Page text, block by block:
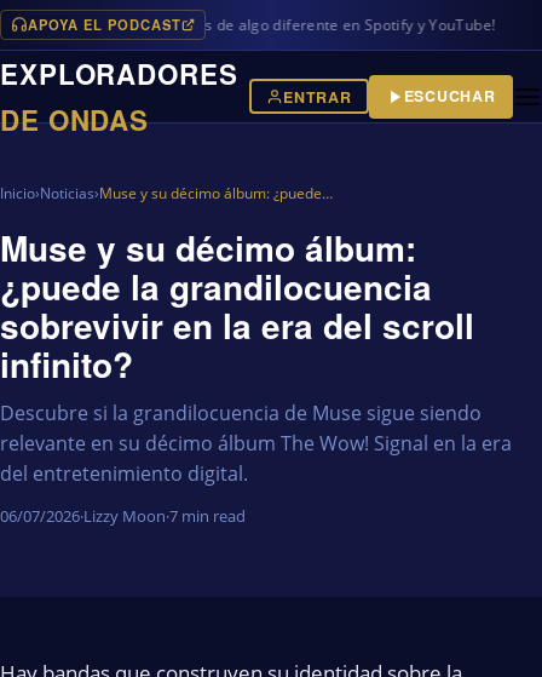
APOYA EL PODCAST
en iVoox, además de algo diferente en Spotify y YouTube!
EXPLORADORES
DE ONDAS
ENTRAR ESCUCHAR
Inicio›Noticias›Muse y su décimo álbum: ¿puede…
Muse y su décimo álbum:
¿puede la grandilocuencia
sobrevivir en la era del scroll
infinito?
Descubre si la grandilocuencia de Muse sigue siendo
relevante en su décimo álbum The Wow! Signal en la era
del entretenimiento digital.
06/07/2026·Lizzy Moon·7 min read